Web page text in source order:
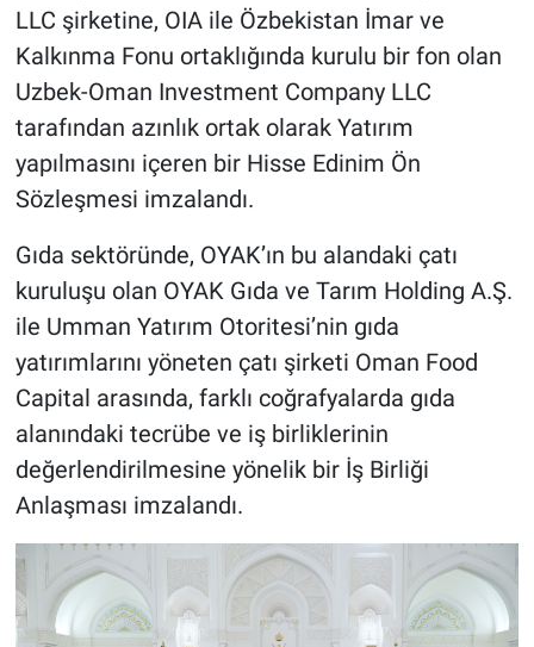
LLC şirketine, OIA ile Özbekistan İmar ve
Kalkınma Fonu ortaklığında kurulu bir fon olan
Uzbek-Oman Investment Company LLC
tarafından azınlık ortak olarak Yatırım
yapılmasını içeren bir Hisse Edinim Ön
Sözleşmesi imzalandı.
Gıda sektöründe, OYAK’ın bu alandaki çatı
kuruluşu olan OYAK Gıda ve Tarım Holding A.Ş.
ile Umman Yatırım Otoritesi’nin gıda
yatırımlarını yöneten çatı şirketi Oman Food
Capital arasında, farklı coğrafyalarda gıda
alanındaki tecrübe ve iş birliklerinin
değerlendirilmesine yönelik bir İş Birliği
Anlaşması imzalandı.